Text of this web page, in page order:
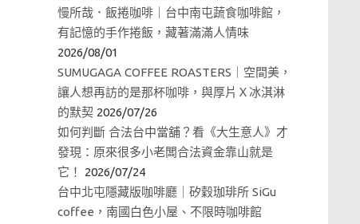
慢所哉．飯捲咖啡｜台中南屯蔬食咖啡館，
有記憶的手作捲飯，藏著滿滿人情味
2026/08/01
SUMUGAGA COFFEE ROASTERS｜空間美，
讓人想再訪的是那杯咖啡，與厚片Ｘ冰淇淋
的默契 2026/07/26
如何判斷 合法台中當舖？看《大生意人》才
發現：原來很多小老闆合法資金靠山就是
它！
2026/07/24
台中北屯隱藏版咖啡廳｜矽穀珈琲所 SiGu
coffee，南國白色小屋、不限時咖啡館